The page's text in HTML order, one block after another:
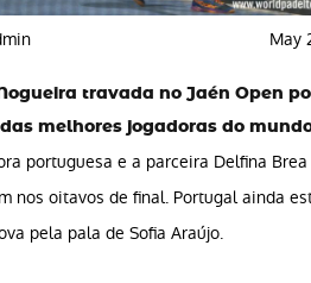
May
travada no Jaén Open
melhores jogadoras do
portuguesa e a parceira Delfina Brea
nos oitavos de final. Portugal ainda
pela pala de Sofia Araújo.